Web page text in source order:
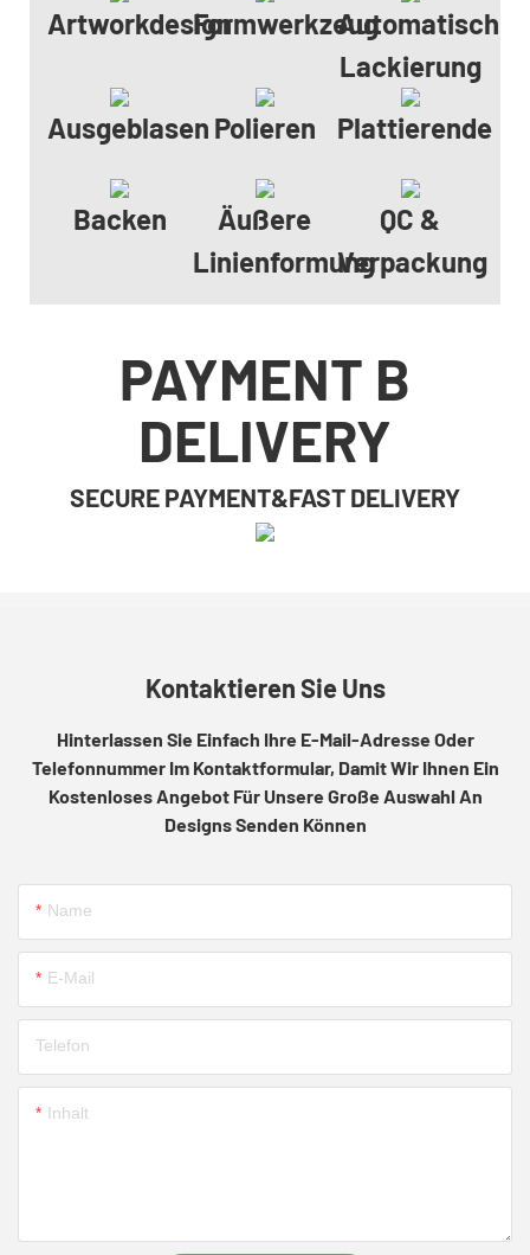
ArtworkdesignFormwerkzeugAutomatische
Lackierung
Ausgeblasen Polieren Plattierende
Backen
Äußere
Linienformung
QC &
Verpackung
PAYMENT B
DELIVERY
SECURE PAYMENT&FAST DELIVERY
Kontaktieren Sie Uns
Hinterlassen Sie Einfach Ihre E-Mail-Adresse Oder
Telefonnummer Im Kontaktformular, Damit Wir Ihnen Ein
Kostenloses Angebot Für Unsere Große Auswahl An
Designs Senden Können
Name
E-Mail
Telefon
Inhalt